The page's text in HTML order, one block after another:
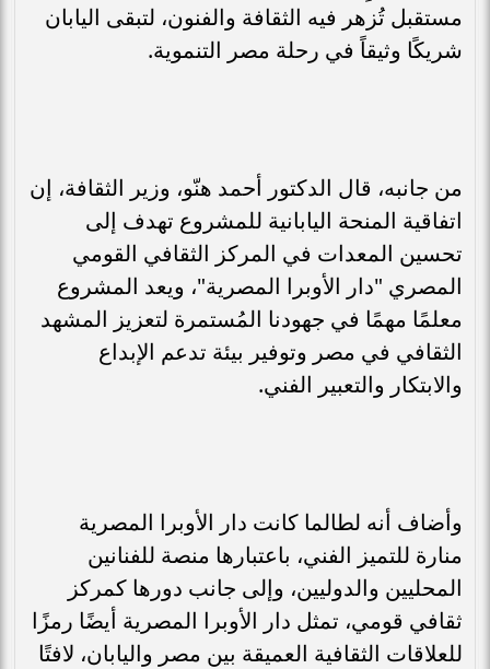
مستقبل تُزهر فيه الثقافة والفنون، لتبقى اليابان
شريكًا وثيقاً في رحلة مصر التنموية.
من جانبه، قال الدكتور أحمد هنّو، وزير الثقافة، إن
اتفاقية المنحة اليابانية للمشروع تهدف إلى
تحسين المعدات في المركز الثقافي القومي
المصري "دار الأوبرا المصرية"، ويعد المشروع
معلمًا مهمًا في جهودنا المُستمرة لتعزيز المشهد
الثقافي في مصر وتوفير بيئة تدعم الإبداع
والابتكار والتعبير الفني.
وأضاف أنه لطالما كانت دار الأوبرا المصرية
منارة للتميز الفني، باعتبارها منصة للفنانين
المحليين والدوليين، وإلى جانب دورها كمركز
ثقافي قومي، تمثل دار الأوبرا المصرية أيضًا رمزًا
للعلاقات الثقافية العميقة بين مصر واليابان، لافتًا